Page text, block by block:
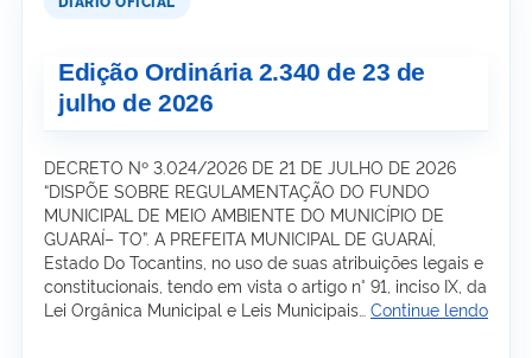
Edição Ordinária 2.340 de 23 de
julho de 2026
DECRETO Nº 3.024/2026 DE 21 DE JULHO DE 2026
“DISPÕE SOBRE REGULAMENTAÇÃO DO FUNDO
MUNICIPAL DE MEIO AMBIENTE DO MUNICÍPIO DE
GUARAÍ– TO”. A PREFEITA MUNICIPAL DE GUARAÍ,
Estado Do Tocantins, no uso de suas atribuições legais e
constitucionais, tendo em vista o artigo n° 91, inciso IX, da
Lei Orgânica Municipal e Leis Municipais… Continue lendo